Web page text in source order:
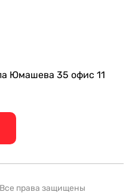
Юмашева 35 офис 11
права защищены